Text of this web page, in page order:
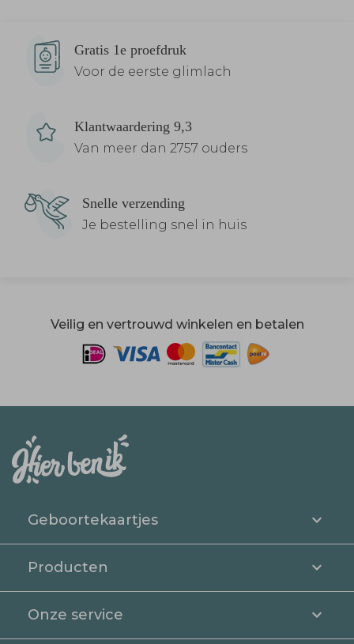
Gratis 1e proefdruk
Voor de eerste glimlach
Klantwaardering 9,3
Van meer dan 2757 ouders
Snelle verzending
Je bestelling snel in huis
Veilig en vertrouwd winkelen en betalen
Geboortekaartjes
Producten
Onze service